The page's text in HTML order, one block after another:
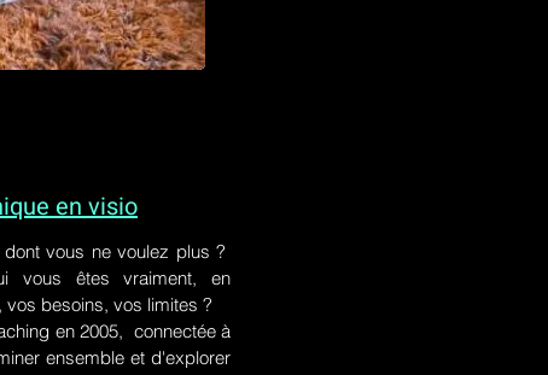
en visio
vous ne voulez plus ?
vous êtes vraiment, en
besoins, vos limites ?
en 2005, connectée à
ensemble et d'explorer